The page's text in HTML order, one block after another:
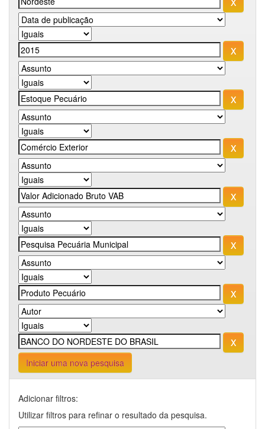
Iniciar uma nova pesquisa
Adicionar filtros:
Utilizar filtros para refinar o resultado da pesquisa.